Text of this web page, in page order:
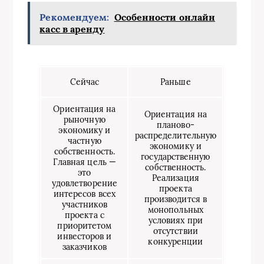
Рекомендуем: Особенности онлайн
касс в аренду
Сейчас Раньше
Ориентация на
рыночную
экономику и
частную
собственность.
Главная цель —
это
удовлетворение
интересов всех
участников
проекта с
приоритетом
инвесторов и
заказчиков
Ориентация на
планово-
распределительную
экономику и
государственную
собственность.
Реализация
проекта
производится в
монопольных
условиях при
отсутствии
конкуренции